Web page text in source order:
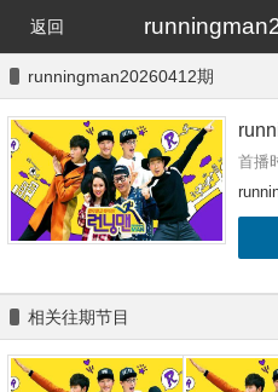
返回
runningman20260412期
首播
相关往期节目